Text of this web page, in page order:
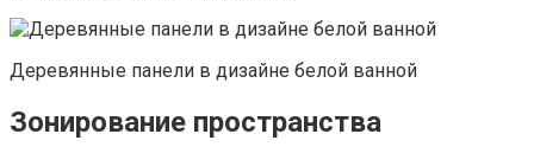
Деревянные панели в дизайне белой ванной
Зонирование пространства